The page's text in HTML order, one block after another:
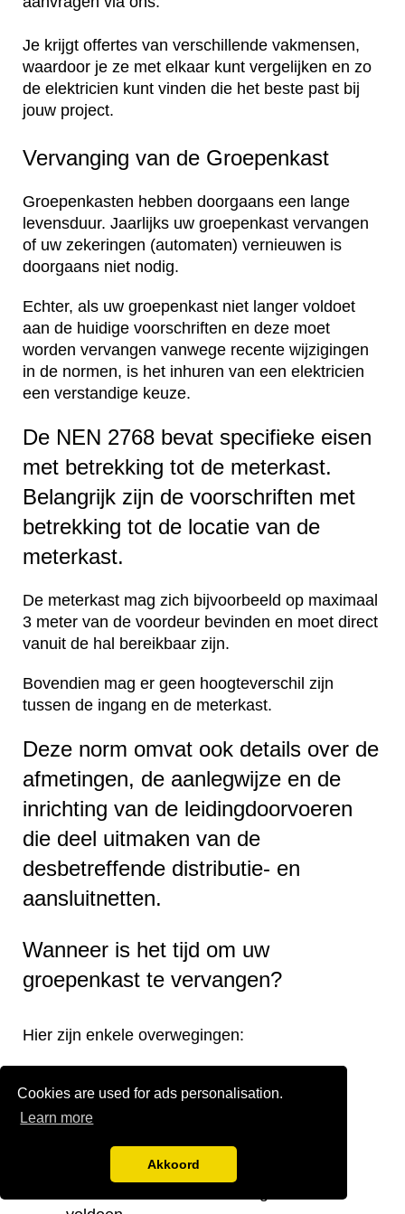
Cookies are used for ads personalisation.
Learn more
Akkoord
Je krijgt offertes van verschillende vakmensen,
waardoor je ze met elkaar kunt vergelijken en zo
de elektricien kunt vinden die het beste past bij
jouw project.
Vervanging van de Groepenkast
Groepenkasten hebben doorgaans een lange
levensduur. Jaarlijks uw groepenkast vervangen
of uw zekeringen (automaten) vernieuwen is
doorgaans niet nodig.
Echter, als uw groepenkast niet langer voldoet
aan de huidige voorschriften en deze moet
worden vervangen vanwege recente wijzigingen
in de normen, is het inhuren van een elektricien
een verstandige keuze.
De NEN 2768 bevat specifieke eisen
met betrekking tot de meterkast.
Belangrijk zijn de voorschriften met
betrekking tot de locatie van de
meterkast.
De meterkast mag zich bijvoorbeeld op maximaal
3 meter van de voordeur bevinden en moet direct
vanuit de hal bereikbaar zijn.
Bovendien mag er geen hoogteverschil zijn
tussen de ingang en de meterkast.
Deze norm omvat ook details over de
afmetingen, de aanlegwijze en de
inrichting van de leidingdoorvoeren
die deel uitmaken van de
desbetreffende distributie- en
aansluitnetten.
Wanneer is het tijd om uw
groepenkast te vervangen?
Hier zijn enkele overwegingen:
Onjuiste verdeling van de groepen.
Onvoldoende groepen.
Te kleine stoppenkast.
Verplaatsing van de groepenkast.